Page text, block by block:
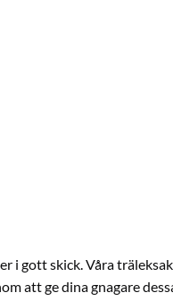
i gott skick. Våra
att ge dina gnagare